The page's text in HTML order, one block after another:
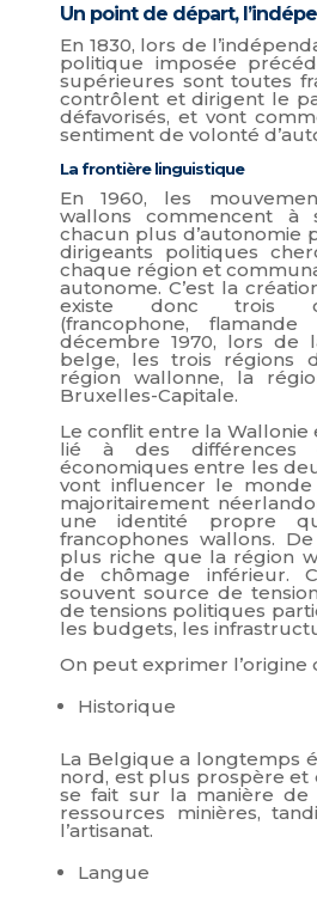
Un point de départ,
En 1830, lors de
politique imposée
supérieures sont toutes
contrôlent et dirigent le
défavorisés, et vont
sentiment de volonté
La frontière linguistique
En 1960, les
wallons commencent à
chacun plus d’autonomie
dirigeants politiques
chaque région et
autonome. C’est la
existe donc trois
(francophone,
décembre 1970, lors de
belge, les trois régions
région wallonne, la
Bruxelles-Capitale.
Le conflit entre la
lié à des différences
économiques entre les
vont influencer le
majoritairement
une identité propre
francophones wallons.
plus riche que la région
de chômage inférieur.
souvent source de
de tensions politiques
les budgets, les
On peut exprimer l’origine
Historique
La Belgique a longtemps
nord, est plus prospère et
se fait sur la manière de
ressources minières,
l’artisanat.
Langue